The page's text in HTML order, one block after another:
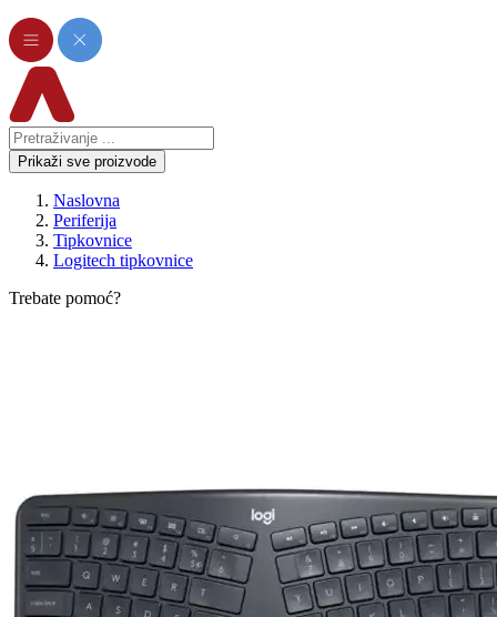
Prikaži sve proizvode
Naslovna
Periferija
Tipkovnice
Logitech tipkovnice
Trebate pomoć?